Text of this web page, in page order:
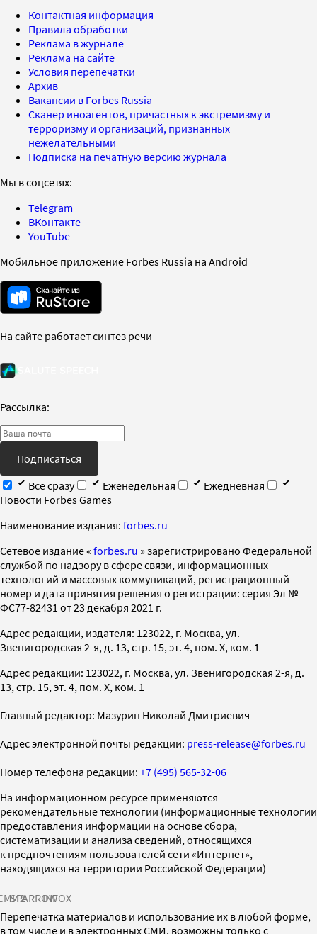
Контактная информация
Правила обработки
Реклама в журнале
Реклама на сайте
Условия перепечатки
Архив
Вакансии в Forbes Russia
Сканер иноагентов, причастных к экстремизму и
терроризму и организаций, признанных
нежелательными
Подписка на печатную версию журнала
Мы в соцсетях:
Telegram
ВКонтакте
YouTube
Мобильное приложение Forbes Russia на Android
На сайте работает синтез речи
Рассылка:
Подписаться
Все сразу
Еженедельная
Ежедневная
Новости Forbes Games
Наименование издания: forbes.ru
Cетевое издание « forbes.ru » зарегистрировано Федеральной
службой по надзору в сфере связи, информационных
технологий и массовых коммуникаций, регистрационный
номер и дата принятия решения о регистрации: серия Эл №
ФС77-82431 от 23 декабря 2021 г.
Адрес редакции, издателя: 123022, г. Москва, ул.
Звенигородская 2-я, д. 13, стр. 15, эт. 4, пом. X, ком. 1
Адрес редакции: 123022, г. Москва, ул. Звенигородская 2-я, д.
13, стр. 15, эт. 4, пом. X, ком. 1
Главный редактор: Мазурин Николай Дмитриевич
Адрес электронной почты редакции: press-release@forbes.ru
Номер телефона редакции: +7 (495) 565-32-06
На информационном ресурсе применяются
рекомендательные технологии (информационные технологии
предоставления информации на основе сбора,
систематизации и анализа сведений, относящихся
к предпочтениям пользователей сети «Интернет»,
находящихся на территории Российской Федерации)
SPARROWINFOX
Перепечатка материалов и использование их в любой форме,
в том числе и в электронных СМИ, возможны только с